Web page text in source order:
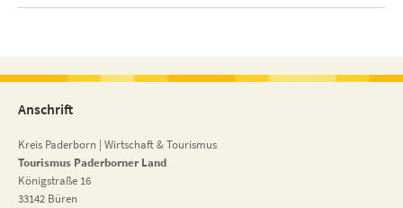
Anschrift
Kreis Paderborn | Wirtschaft & Tourismus
Tourismus Paderborner Land
Königstraße 16
33142 Büren